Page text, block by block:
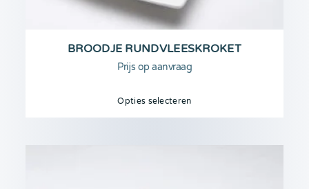
BROODJE RUNDVLEESKROKET
Prijs op aanvraag
Opties selecteren